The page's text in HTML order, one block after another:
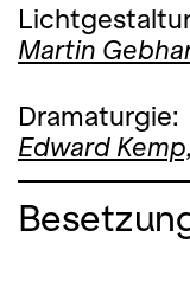
Martin
Dramaturgie:
Edward Kemp,